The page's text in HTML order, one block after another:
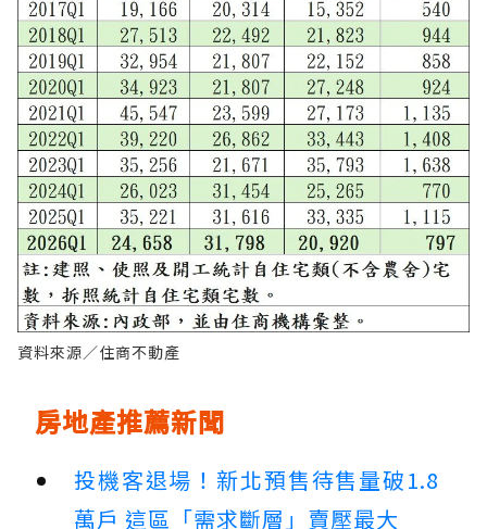
資料來源／住商不動產
房地產推薦新聞
投機客退場！新北預售待售量破1.8
萬戶 這區「需求斷層」賣壓最大